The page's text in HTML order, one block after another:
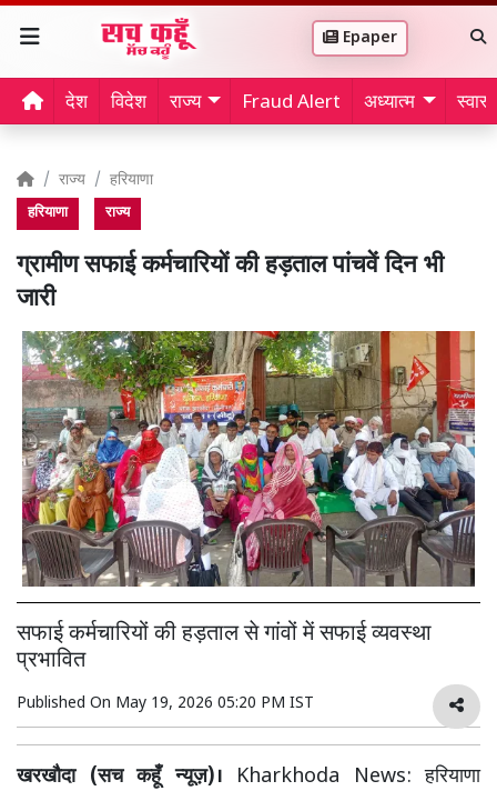
Epaper
देश विदेश राज्य Fraud Alert अध्यात्म
राज्य हरियाणा
हरियाणा राज्य
ग्रामीण सफाई कर्मचारियों की हड़ताल पांचवें दिन भी
जारी
सफाई कर्मचारियों की हड़ताल से गांवों में सफाई व्यवस्था
प्रभावित
Published On May 19, 2026 05:20 PM IST
खरखौदा (सच कहूँ न्यूज़)। Kharkhoda News: हरियाणा